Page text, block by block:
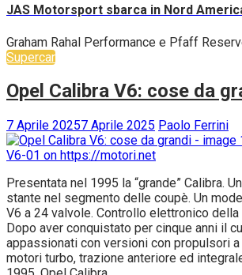
JAS Motorsport sbarca in Nord
Graham Rahal Performance e Pfaff
Supercar
Opel Calibra V6: cose da
7 Aprile 20257 Aprile 2025 Paolo Ferrini
Presentata nel 1995 la “grande” Calibra.
stante nel segmento delle coupè. Un
V6 a 24 valvole. Controllo elettronico
Dopo aver conquistato per cinque anni il
appassionati con versioni con propulsori
motori turbo, trazione anteriore ed